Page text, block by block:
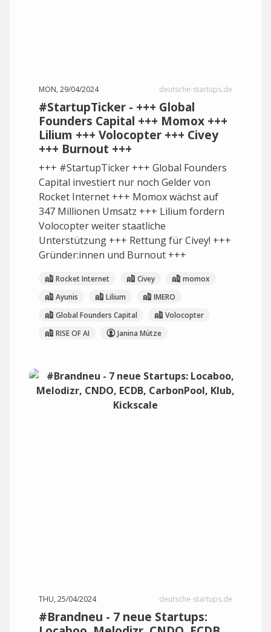
MON, 29/04/2024 deutsche-startups.de
#StartupTicker - +++ Global
Founders Capital +++ Momox +++
Lilium +++ Volocopter +++ Civey
+++ Burnout +++
+++ #StartupTicker +++ Global Founders
Capital investiert nur noch Gelder von
Rocket Internet +++ Momox wächst auf
347 Millionen Umsatz +++ Lilium fordern
Volocopter weiter staatliche
Unterstützung +++ Rettung für Civey! +++
Gründer:innen und Burnout +++
Rocket Internet Civey
momox
Ayunis
Lilium
IMERO
Global Founders Capital
Volocopter
RISE OF AI
Janina Mütze
THU, 25/04/2024 deutsche-startups.de
#Brandneu - 7 neue Startups: